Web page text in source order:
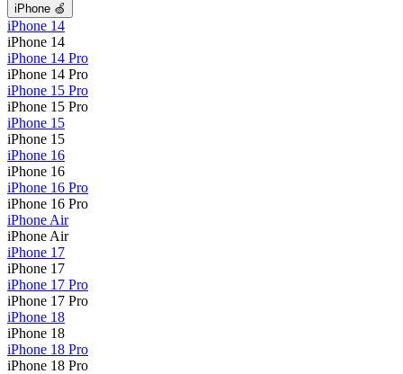
iPhone 🍏
iPhone 14
iPhone 14
iPhone 14 Pro
iPhone 14 Pro
iPhone 15 Pro
iPhone 15 Pro
iPhone 15
iPhone 15
iPhone 16
iPhone 16
iPhone 16 Pro
iPhone 16 Pro
iPhone Air
iPhone Air
iPhone 17
iPhone 17
iPhone 17 Pro
iPhone 17 Pro
iPhone 18
iPhone 18
iPhone 18 Pro
iPhone 18 Pro